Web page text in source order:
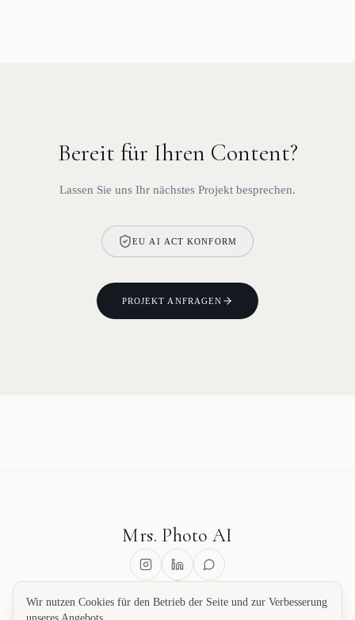
Bereit für Ihren Content?
Lassen Sie uns Ihr nächstes Projekt besprechen.
EU AI ACT KONFORM
PROJEKT ANFRAGEN
Mrs. Photo AI
Wir nutzen Cookies für den Betrieb der Seite und zur Verbesserung